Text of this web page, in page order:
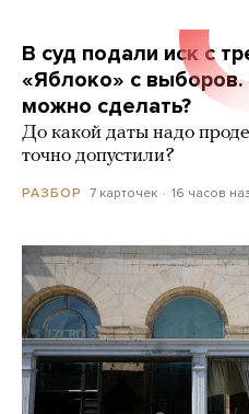
В суд подали иск с
«Яблоко» с
можно сделать?
До какой даты надо
точно допустили?
РАЗБОР 7 карточек 16 часов